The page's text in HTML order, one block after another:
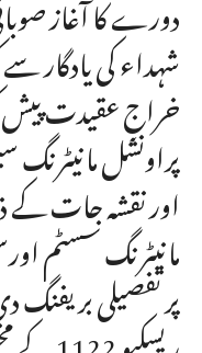
شہداء کی یادگار
خراجِ عقیدت پیش
پراونشل مانیٹرنگ
اور نقشہ جات
مانیٹرنگ سسٹم
پر تفصیلی